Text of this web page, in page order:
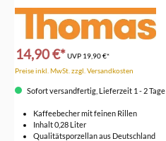
14,90 €*UVP 19,90 €*
Preise inkl. MwSt. zzgl. Versandkosten
Sofort versandfertig, Lieferzeit 1 - 2 Tage
Kaffeebecher mit feinen Rillen
Inhalt 0,28 Liter
Qualitätsporzellan aus Deutschland